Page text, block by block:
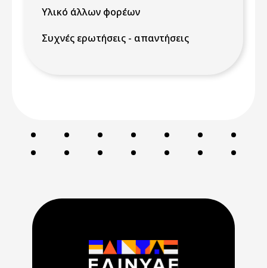
Υλικό άλλων φορέων
Συχνές ερωτήσεις - απαντήσεις